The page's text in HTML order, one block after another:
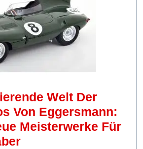
Welt Der
Von Eggersmann:
Meisterwerke Für
Die